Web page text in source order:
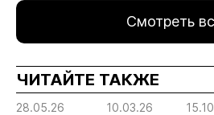
золота из
металлургического
шлака
Дегдекан
Смотреть
ЧИТАЙТЕ ТАКЖЕ
28.05.26 10.03.26